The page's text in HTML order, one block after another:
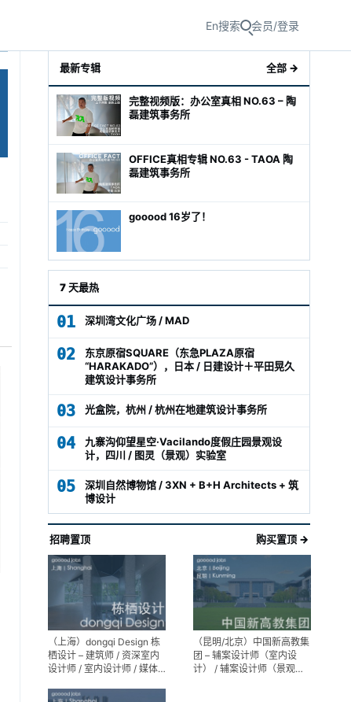
En搜索 会员/登录
最新专辑 全部 →
完整视频版：办公室真相 NO.63 – 陶
磊建筑事务所
OFFICE真相专辑 NO.63 - TAOA 陶
磊建筑事务所
gooood 16岁了！
7 天最热
01 深圳湾文化广场 / MAD
02
东京原宿SQUARE（东急PLAZA原宿
“HARAKADO”），日本 / 日建设计＋平田晃久
建筑设计事务所
03 光盒院，杭州 / 杭州在地建筑设计事务所
04
九寨沟仰望星空·Vacilando度假庄园景观设
计，四川 / 图灵（景观）实验室
05
深圳自然博物馆 / 3XN + B+H Architects + 筑
博设计
招聘置顶 购买置顶 →
（上海）dongqi Design 栋
栖设计 – 建筑师 / 资深室内
设计师 / 室内设计师 / 媒体
生（常年招聘）
（昆明/北京）中国新高教集
团 – 辅案设计师（室内设
计） / 辅案设计师（景观设